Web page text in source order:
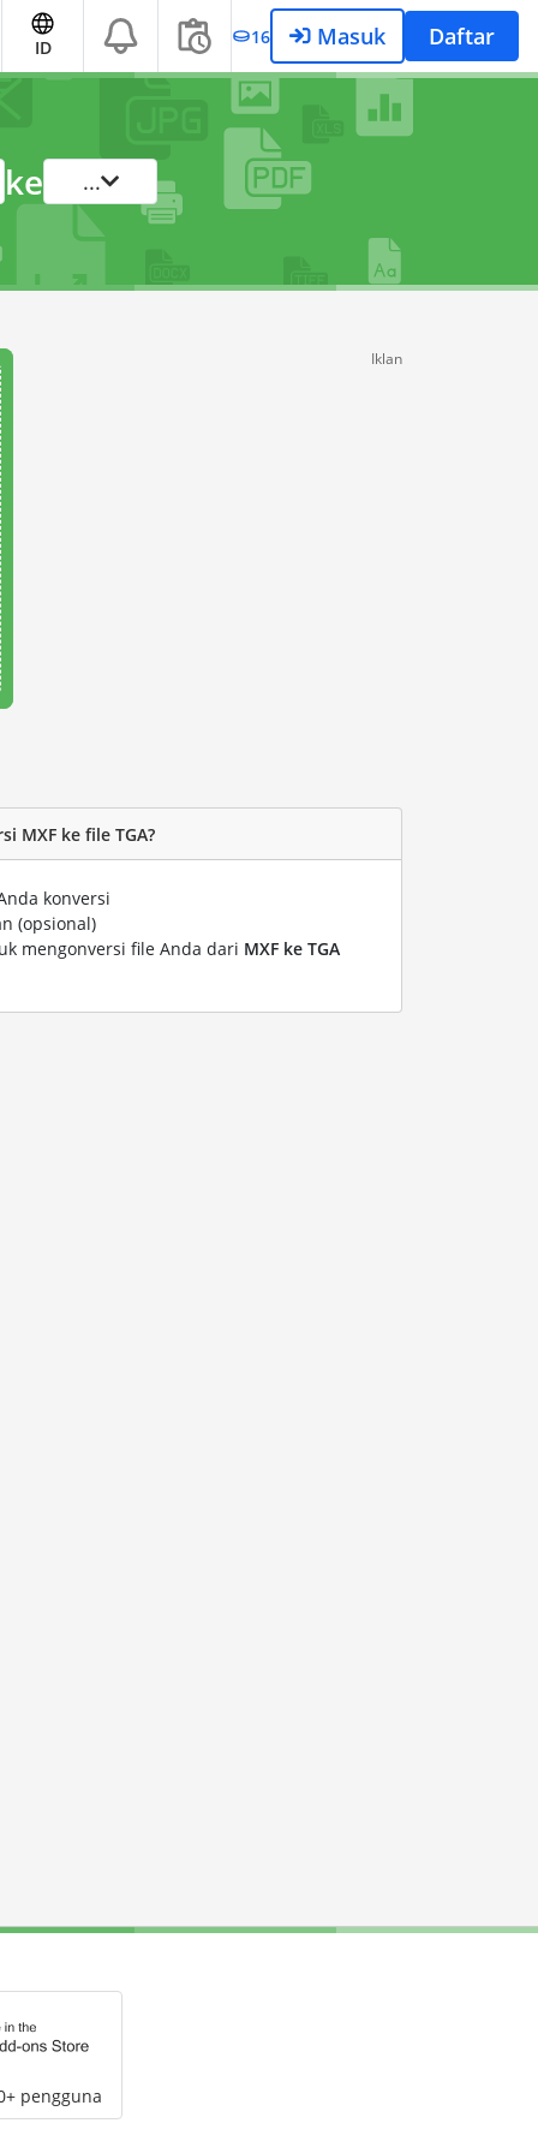
ID 16 Masuk Daftar
ke ...
Iklan
MXF ke file TGA?
konversi
(opsional)
mengonversi file Anda dari MXF ke TGA
pengguna